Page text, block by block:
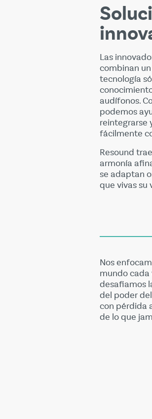
Las
combinan
tecnología
audífonos.
podemos
reintegrarse
fácilmente
Resound
armonía
se adaptan
que vivas su
Nos
mundo cada
desafiamos
del poder
con pérdida
de lo que